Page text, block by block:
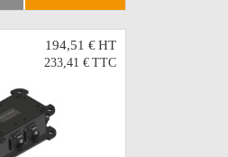
194,51 €HT
233,41 € TTC